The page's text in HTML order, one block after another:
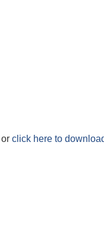
or click here to